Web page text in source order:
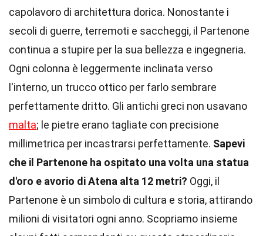
capolavoro di architettura dorica. Nonostante i
secoli di guerre, terremoti e saccheggi, il Partenone
continua a stupire per la sua bellezza e ingegneria.
Ogni colonna è leggermente inclinata verso
l'interno, un trucco ottico per farlo sembrare
perfettamente dritto. Gli antichi greci non usavano
malta; le pietre erano tagliate con precisione
millimetrica per incastrarsi perfettamente. Sapevi
che il Partenone ha ospitato una volta una statua
d'oro e avorio di Atena alta 12 metri? Oggi, il
Partenone è un simbolo di cultura e storia, attirando
milioni di visitatori ogni anno. Scopriamo insieme